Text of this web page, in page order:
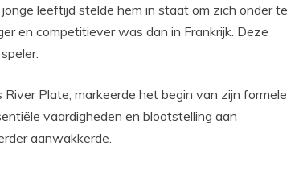
leeftijd stelde hem in staat om zich onder te
en competitiever was dan in Frankrijk. Deze
Plate, markeerde het begin van zijn formele
vaardigheden en blootstelling aan
aanwakkerde.